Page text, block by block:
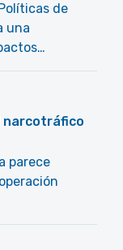
de
una
narcotráfico
parece